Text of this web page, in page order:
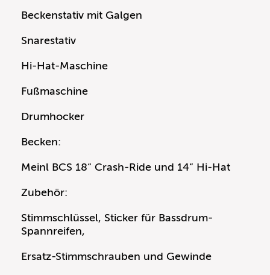
Beckenstativ mit Galgen
Snarestativ
Hi-Hat-Maschine
Fußmaschine
Drumhocker
Becken:
Meinl BCS 18“ Crash-Ride und 14“ Hi-Hat
Zubehör:
Stimmschlüssel, Sticker für Bassdrum-
Spannreifen,
Ersatz-Stimmschrauben und Gewinde